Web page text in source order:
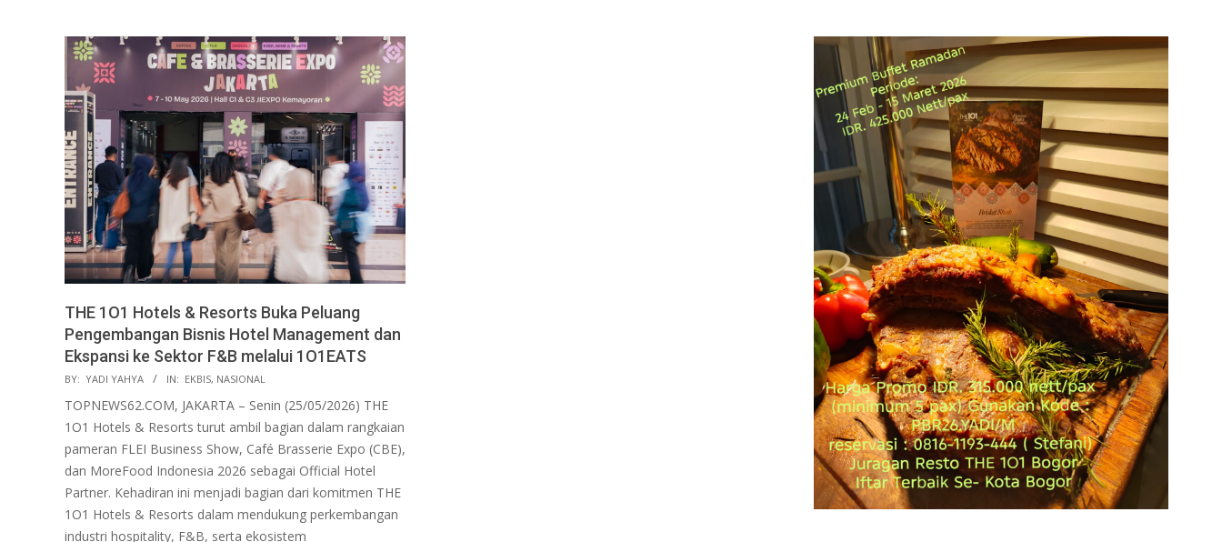
THE 1O1 Hotels & Resorts Buka Peluang
Pengembangan Bisnis Hotel Management dan
Ekspansi ke Sektor F&B melalui 1O1EATS
2026-
05-
25
BY: YADI YAHYA IN: EKBIS, NASIONAL
TOPNEWS62.COM, JAKARTA – Senin (25/05/2026) THE
1O1 Hotels & Resorts turut ambil bagian dalam rangkaian
pameran FLEI Business Show, Café Brasserie Expo (CBE),
dan MoreFood Indonesia 2026 sebagai Official Hotel
Partner. Kehadiran ini menjadi bagian dari komitmen THE
1O1 Hotels & Resorts dalam mendukung perkembangan
industri hospitality, F&B, serta ekosistem